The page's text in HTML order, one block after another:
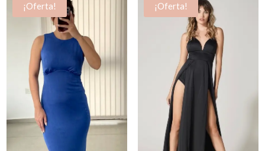
¡Oferta! ¡Oferta!